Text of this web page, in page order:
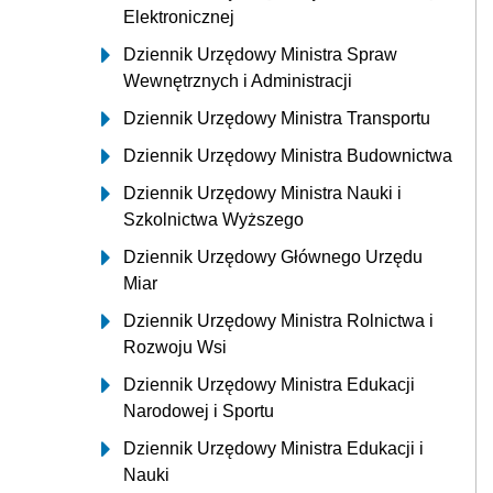
Elektronicznej
Dziennik Urzędowy Ministra Spraw
Wewnętrznych i Administracji
Dziennik Urzędowy Ministra Transportu
Dziennik Urzędowy Ministra Budownictwa
Dziennik Urzędowy Ministra Nauki i
Szkolnictwa Wyższego
Dziennik Urzędowy Głównego Urzędu
Miar
Dziennik Urzędowy Ministra Rolnictwa i
Rozwoju Wsi
Dziennik Urzędowy Ministra Edukacji
Narodowej i Sportu
Dziennik Urzędowy Ministra Edukacji i
Nauki